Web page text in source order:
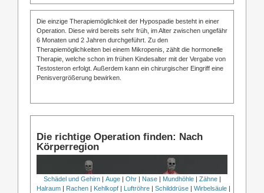
Die einzige Therapiemöglichkeit der Hypospadie besteht in einer
Operation. Diese wird bereits sehr früh, im Alter zwischen ungefähr
6 Monaten und 2 Jahren durchgeführt. Zu den
Therapiemöglichkeiten bei einem Mikropenis, zählt die hormonelle
Therapie, welche schon im frühen Kindesalter mit der Vergabe von
Testosteron erfolgt. Außerdem kann ein chirurgischer Eingriff eine
Penisvergrößerung bewirken.
Die richtige Operation finden: Nach
Körperregion
Schädel und Gehirn| Auge| Ohr| Nase| Mundhöhle| Zähne|
Halraum
Rachen Kehlkopf Luftröhre Schilddrüse Wirbelsäule